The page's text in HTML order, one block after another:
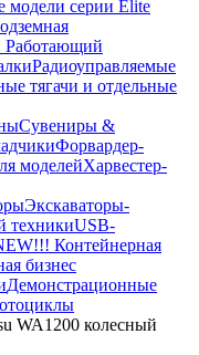
модели серии Elite
Радиоуправляемые
тягачи и отдельные
Сувениры &
Форвардер-
моделейХарвестер-
Экскаваторы-
техникиUSB-
Контейнерная
бизнес
Демонстрационные
WA1200 колесный